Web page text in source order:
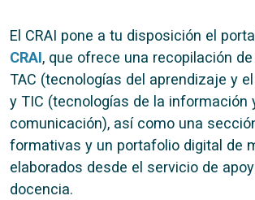
El CRAI pone a tu disposición el portal
CRAI, que ofrece una recopilación
TAC (tecnologías del aprendizaje y
y TIC (tecnologías de la información
comunicación), así como una
formativas y un portafolio digital de
elaborados desde el servicio de
docencia.